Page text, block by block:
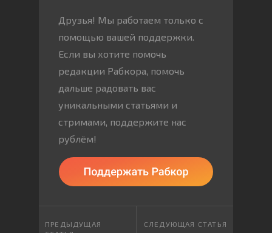
Друзья! Мы работаем только с
помощью вашей поддержки.
Если вы хотите помочь
редакции Рабкора, помочь
дальше радовать вас
уникальными статьями и
стримами, поддержите нас
рублём!